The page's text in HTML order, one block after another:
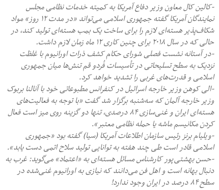
-کالین کال معاون وزیر دفاع آمریکا به کمیته خدمات نظامی مجلس
نمایندگان آمریکا گفته جمهوری اسلامی می‌تواند «در مدت ۱۲ روز» مواد
شکاف‌پذیر هسته‌ای لازم را برای ساخت یک بمب هسته‌ای تولید کند، در
حالی که در سال ۲۰۱۸ برای چنین کاری ۱۲ ماه زمان لازم داشت.
-در آستانه نشست فصلی شورای حکام کشف ذرات اورانیوم با غلظت
نزدیک به سطح تسلیحاتی در تأسیسات فُردو قم تنش‌ها میان جمهوری
اسلامی و قدرت‌های غربی را تشدید خواهد کرد.
-الی کوهن وزیر خارجه اسرائیل در کنفرانس مطبوعاتی خود با آنالنا بربوک
وزیر خارجه آلمان که سه‌شنبه برگزار شد گفت «با توجه به فعالیت‌های
هسته‌ای ایران و غنی‌سازی ۸۴ درصدی، تنها دو گزینه روی میز است فعال
کردن مکانیسم ماشه یا حمله نظامی معتبر».
-ویلیام برنز رئیس سازمان اطلاعات آمریکا (سیا) گفته بود «جمهوری
اسلامی قادر است طی چند هفته به توانایی تولید سلاح اتمی دست یابد».
-حسن بهشتی‌پور کارشناس مسائل هسته‌ای به «اعتماد» می‌گوید: غرب به
دنبال بهانه است و اهل فن می‌دانند که نیازی به اورانیوم غنی‌شده در
سطح ۸۴ درصد در ایران وجود ندارد!